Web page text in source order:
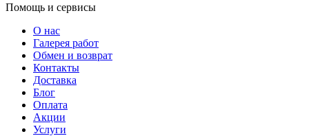
Помощь и сервисы
О нас
Галерея работ
Обмен и возврат
Контакты
Доставка
Блог
Оплата
Акции
Услуги